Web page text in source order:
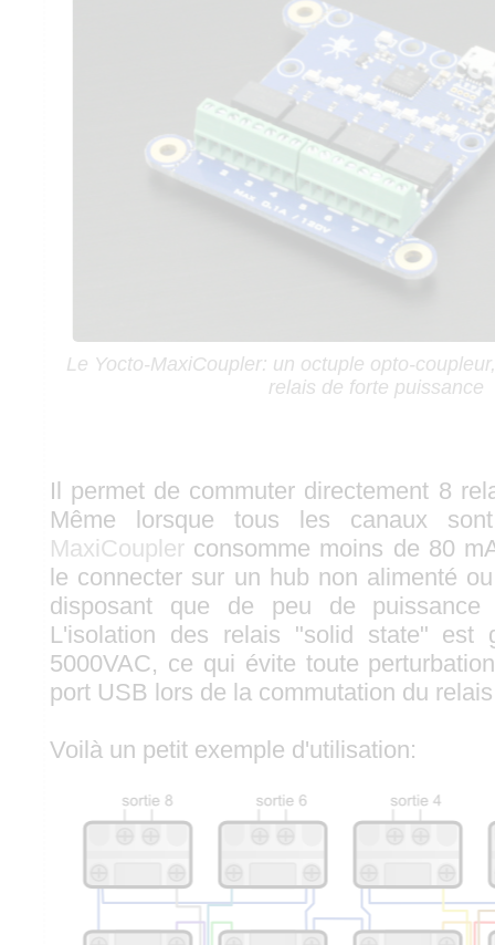
Le Yocto-MaxiCoupler: un octuple opto-
relais de forte puissance
Il permet de commuter directement 8
Même lorsque tous les canaux
MaxiCoupler consomme moins de 80
le connecter sur un hub non alimenté
disposant que de peu de
L'isolation des relais "solid state" est
5000VAC, ce qui évite toute
port USB lors de la commutation du
Voilà un petit exemple d'utilisation: